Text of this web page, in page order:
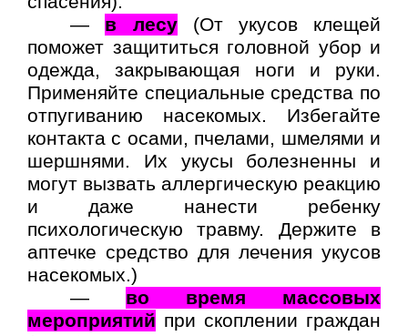
— в лесу(От укусов клещей
поможет защититься головной убор и
одежда, закрывающая ноги и руки.
Применяйте специальные средства по
отпугиванию насекомых. Избегайте
контакта с осами, пчелами, шмелями и
шершнями. Их укусы болезненны и
могут вызвать аллергическую реакцию
и даже нанести ребенку
психологическую травму. Держите в
аптечке средство для лечения укусов
насекомых.)
— во время массовых
мероприятий при скоплении граждан